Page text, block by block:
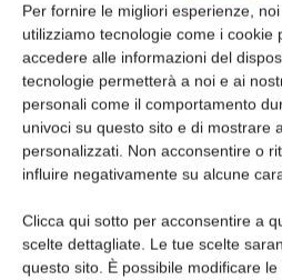
Per fornire le migliori esperienze,
utilizziamo tecnologie come i cookie
accedere alle informazioni del
tecnologie permetterà a noi e ai
personali come il comportamento
univoci su questo sito e di mostrare
personalizzati. Non acconsentire o
influire negativamente su alcune
Clicca qui sotto per acconsentire a
scelte dettagliate. Le tue scelte
questo sito. È possibile modificare